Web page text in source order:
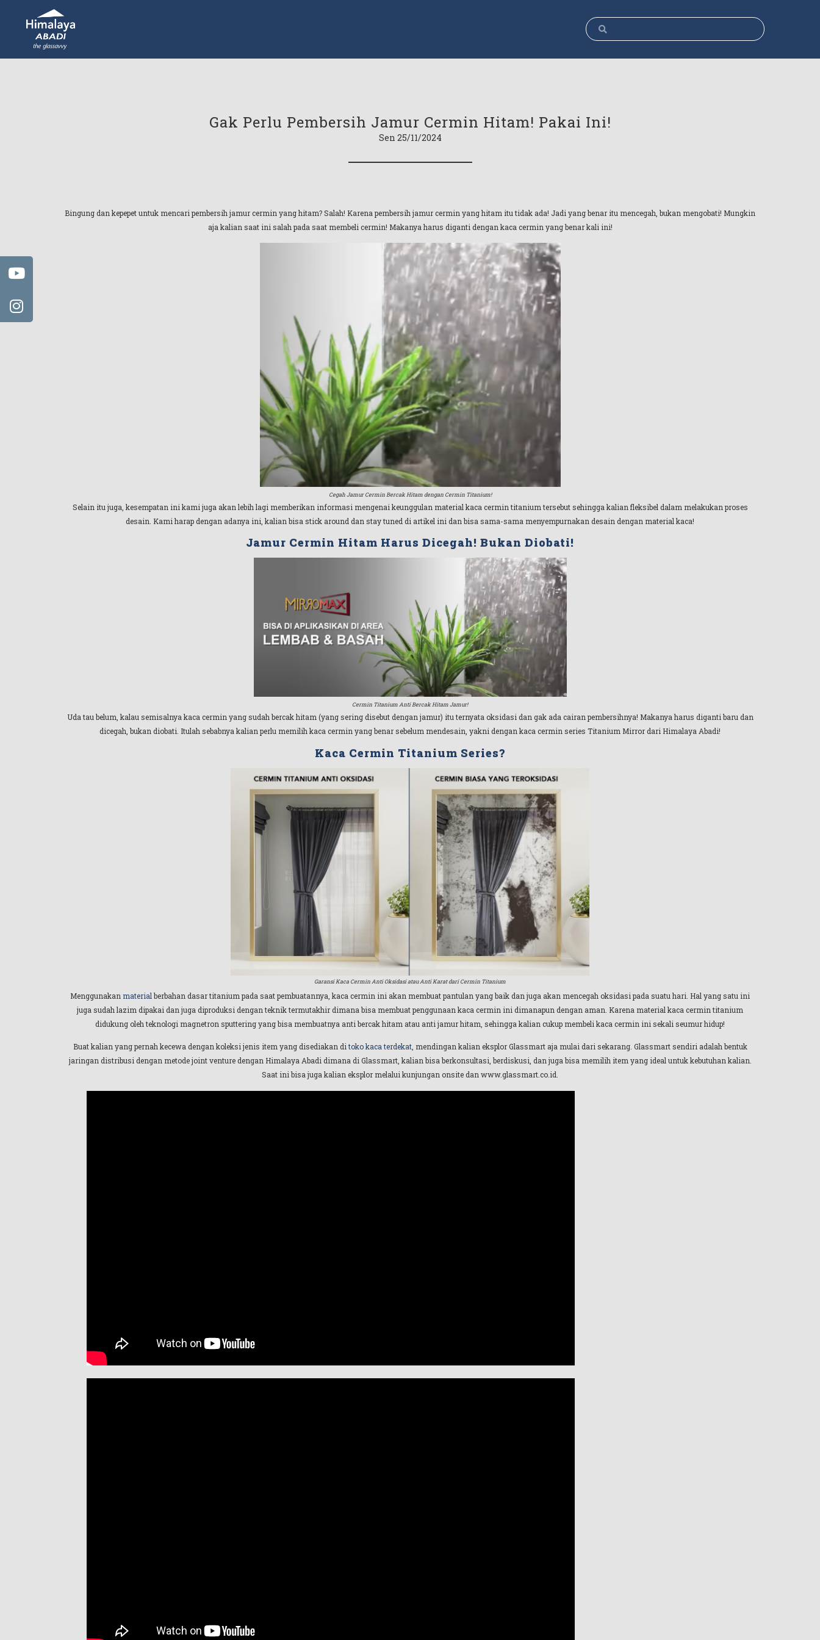
Gak Perlu Pembersih Jamur Cermin Hitam! Pakai Ini!
Sen 25/11/2024
Bingung dan kepepet untuk mencari pembersih jamur cermin yang hitam? Salah! Karena pembersih jamur cermin yang hitam itu tidak ada! Jadi yang benar itu mencegah, bukan mengobati! Mungkin
aja kalian saat ini salah pada saat membeli cermin! Makanya harus diganti dengan kaca cermin yang benar kali ini!
Cegah Jamur Cermin Bercak Hitam dengan Cermin Titanium!
Selain itu juga, kesempatan ini kami juga akan lebih lagi memberikan informasi mengenai keunggulan material kaca cermin titanium tersebut sehingga kalian fleksibel dalam melakukan proses
desain. Kami harap dengan adanya ini, kalian bisa stick around dan stay tuned di artikel ini dan bisa sama-sama menyempurnakan desain dengan material kaca!
Jamur Cermin Hitam Harus Dicegah! Bukan Diobati!
Cermin Titanium Anti Bercak Hitam Jamur!
Uda tau belum, kalau semisalnya kaca cermin yang sudah bercak hitam (yang sering disebut dengan jamur) itu ternyata oksidasi dan gak ada cairan pembersihnya! Makanya harus diganti baru dan
dicegah, bukan diobati. Itulah sebabnya kalian perlu memilih kaca cermin yang benar sebelum mendesain, yakni dengan kaca cermin series Titanium Mirror dari Himalaya Abadi!
Kaca Cermin Titanium Series?
Garansi Kaca Cermin Anti Oksidasi atau Anti Karat dari Cermin Titanium
Menggunakan material berbahan dasar titanium pada saat pembuatannya, kaca cermin ini akan membuat pantulan yang baik dan juga akan mencegah oksidasi pada suatu hari. Hal yang satu ini
juga sudah lazim dipakai dan juga diproduksi dengan teknik termutakhir dimana bisa membuat penggunaan kaca cermin ini dimanapun dengan aman. Karena material kaca cermin titanium
didukung oleh teknologi magnetron sputtering yang bisa membuatnya anti bercak hitam atau anti jamur hitam, sehingga kalian cukup membeli kaca cermin ini sekali seumur hidup!
Buat kalian yang pernah kecewa dengan koleksi jenis item yang disediakan ditoko kaca terdekat, mendingan kalian eksplor Glassmart aja mulai dari sekarang. Glassmart sendiri adalah bentuk
jaringan distribusi dengan metode joint venture dengan Himalaya Abadi dimana di Glassmart, kalian bisa berkonsultasi, berdiskusi, dan juga bisa memilih item yang ideal untuk kebutuhan kalian.
Saat ini bisa juga kalian eksplor melalui kunjungan onsite dan www.glassmart.co.id.